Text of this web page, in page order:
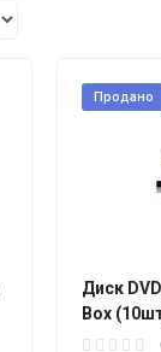
Продано
Диск
Box